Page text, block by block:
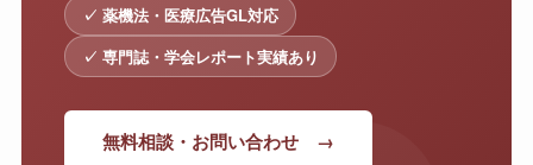
✓ 薬機法・医療広告GL対応
✓ 専門誌・学会レポート実績あり
無料相談・お問い合わせ →